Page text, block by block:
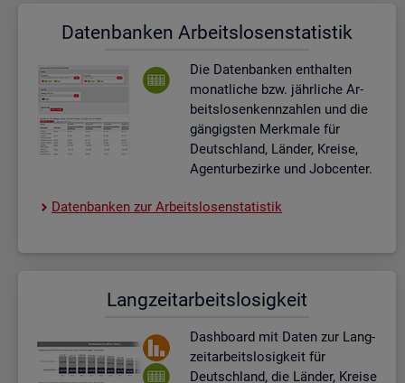
Da­ten­ban­ken Ar­beits­lo­sen­sta­tis­tik
Die Da­ten­ban­ken ent­hal­ten
mo­nat­li­che bzw. jähr­li­che Ar­
beits­lo­sen­kenn­zah­len und die
gän­gigs­ten Merk­ma­le für
Deutsch­land, Län­der, Krei­se,
Agen­tur­be­zir­ke und Job­cen­ter.
Da­ten­ban­ken zur Ar­beits­lo­sen­sta­tis­tik
Lang­zeit­ar­beits­lo­sig­keit
Dash­board mit Daten zur Lang­
zeit­ar­beits­lo­sig­keit für
Deutsch­land, die Län­der, Krei­se